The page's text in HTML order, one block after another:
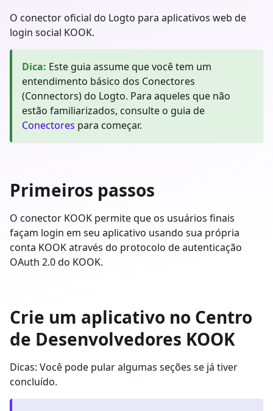
O conector oficial do Logto para aplicativos web de
login social KOOK.
Dica: Este guia assume que você tem um
entendimento básico dos Conectores
(Connectors) do Logto. Para aqueles que não
estão familiarizados, consulte o guia de
Conectores para começar.
Primeiros passos
O conector KOOK permite que os usuários finais
façam login em seu aplicativo usando sua própria
conta KOOK através do protocolo de autenticação
OAuth 2.0 do KOOK.
Crie um aplicativo no Centro
de Desenvolvedores KOOK
Dicas: Você pode pular algumas seções se já tiver
concluído.